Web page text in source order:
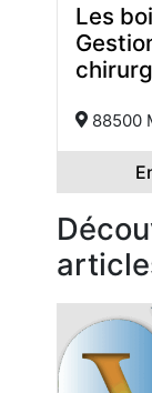
Les
88500